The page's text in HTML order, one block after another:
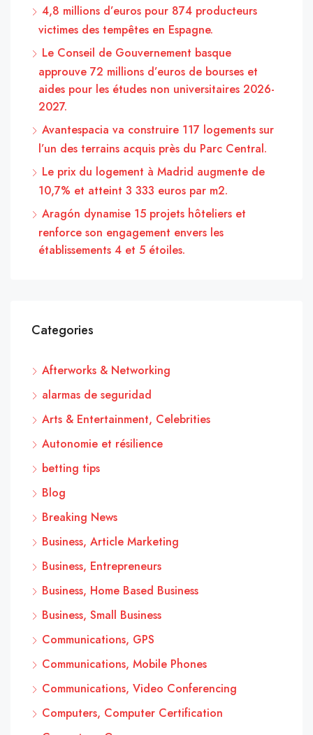
4,8 millions d’euros pour 874 producteurs
victimes des tempêtes en Espagne.
Le Conseil de Gouvernement basque
approuve 72 millions d’euros de bourses et
aides pour les études non universitaires 2026-
2027.
Avantespacia va construire 117 logements sur
l’un des terrains acquis près du Parc Central.
Le prix du logement à Madrid augmente de
10,7% et atteint 3 333 euros par m2.
Aragón dynamise 15 projets hôteliers et
renforce son engagement envers les
établissements 4 et 5 étoiles.
Categories
Afterworks & Networking
alarmas de seguridad
Arts & Entertainment, Celebrities
Autonomie et résilience
betting tips
Blog
Breaking News
Business, Article Marketing
Business, Entrepreneurs
Business, Home Based Business
Business, Small Business
Communications, GPS
Communications, Mobile Phones
Communications, Video Conferencing
Computers, Computer Certification